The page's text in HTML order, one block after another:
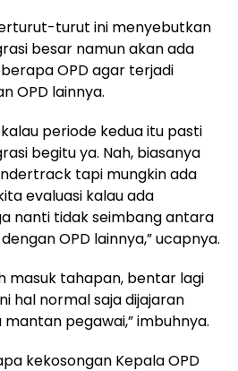
turut ini menyebutkan
besar namun akan ada
OPD agar terjadi
OPD lainnya.
periode kedua itu pasti
begitu ya. Nah, biasanya
tapi mungkin ada
evaluasi kalau ada
nanti tidak seimbang antara
OPD lainnya,” ucapnya.
masuk tahapan, bentar lagi
hal normal saja dijajaran
pegawai,” imbuhnya.
kekosongan Kepala OPD